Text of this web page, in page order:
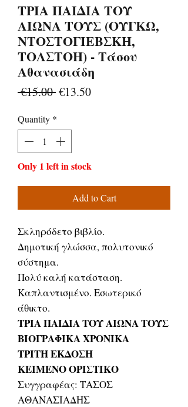
ΤΡΙΑ ΠΑΙΔΙΑ ΤΟΥ
ΑΙΩΝΑ ΤΟΥΣ (ΟΥΓΚΩ,
ΝΤΟΣΤΟΓΙΕΒΣΚΗ,
ΤΟΛΣΤΟΗ) - Τάσου
Αθανασιάδη
€15.00 Regular
€13.50Sale
Quantity *
Only 1 left in stock
Add to Cart
Σκληρόδετο βιβλίο.
Δημοτική γλώσσα, πολυτονικό
σύστημα.
Πολύ καλή κατάσταση.
Καπλαντισμένο. Εσωτερικό
άθικτο.
ΤΡΙΑ ΠΑΙΔΙΑ ΤΟΥ ΑΙΩΝΑ ΤΟΥΣ
ΒΙΟΓΡΑΦΙΚΑ ΧΡΟΝΙΚΑ
ΤΡΙΤΗ ΕΚΔΟΣΗ
ΚΕΙΜΕΝΟ ΟΡΙΣΤΙΚΟ
Συγγραφέας: ΤΑΣΟΣ
ΑΘΑΝΑΣΙΑΔΗΣ